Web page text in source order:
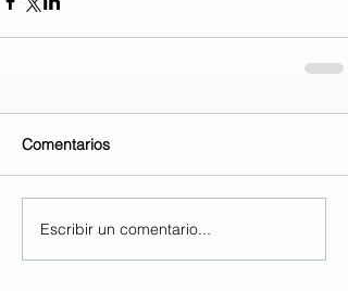
Comentarios
Escribir un comentario...